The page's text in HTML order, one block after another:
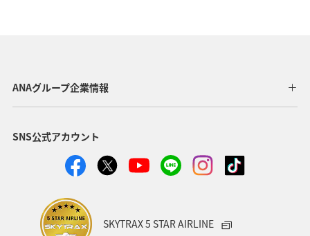
ANAグループ企業情報
SNS公式アカウント
SKYTRAX 5 STAR AIRLINE